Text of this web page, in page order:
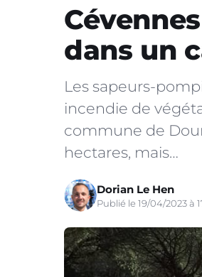
dans un
Les sapeurs-
incendie de
commune de
hectares, mais…
Dorian Le Hen
Publié le 19/04/2023 à